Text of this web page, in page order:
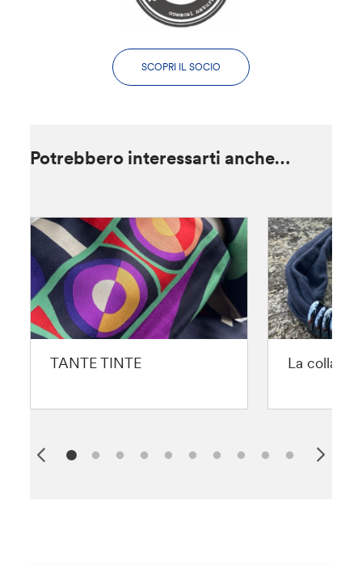
SCOPRI IL SOCIO
Potrebbero interessarti anche…
TANTE TINTE La collana